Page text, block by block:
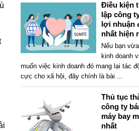
Điều kiện
lập công
lợi nhuận
nhất hiện
Nếu bạn
kinh doanh
muốn việc kinh doanh đó mang lại tác
cực cho xã hội, đây chính là bài ...
Thủ tục
công ty
máy bay
nhất